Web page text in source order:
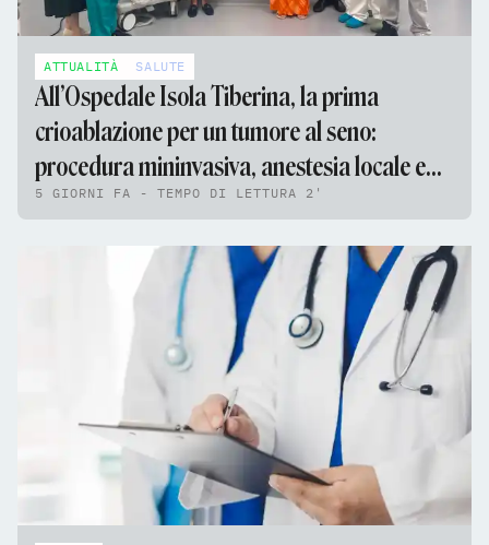
ATTUALITÀ SALUTE
All’Ospedale Isola Tiberina, la prima
crioablazione per un tumore al seno:
procedura mininvasiva, anestesia locale e
nessun ricovero
5 GIORNI FA - TEMPO DI LETTURA 2'